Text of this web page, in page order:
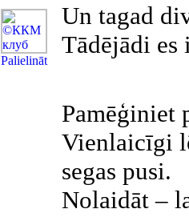
Рalielināt
Un tagad
Tādējādi es
Pamēģiniet
Vienlaicīgi
segas pusi.
Nolaidāt –